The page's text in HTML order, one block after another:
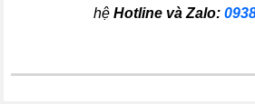
hệ Hotline và Zalo: